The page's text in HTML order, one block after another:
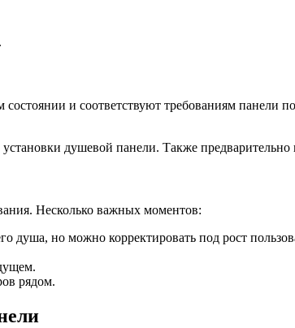
и соответствуют требованиям панели
душевой панели. Также предварительно
Несколько важных моментов:
душа, но можно корректировать под рост
рядом.